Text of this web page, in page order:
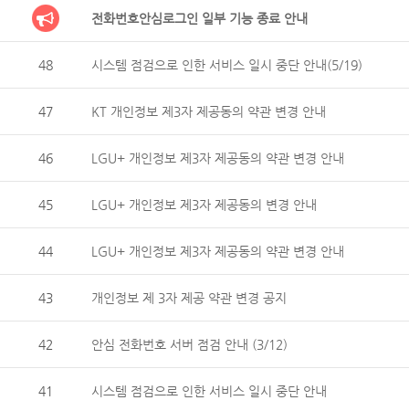
전화번호안심로그인 일부 기능 종료 안내
48 시스템 점검으로 인한 서비스 일시 중단 안내(5/19)
47 KT 개인정보 제3자 제공동의 약관 변경 안내
46 LGU+ 개인정보 제3자 제공동의 약관 변경 안내
45 LGU+ 개인정보 제3자 제공동의 변경 안내
44 LGU+ 개인정보 제3자 제공동의 약관 변경 안내
43 개인정보 제 3자 제공 약관 변경 공지
42 안심 전화번호 서버 점검 안내 (3/12)
41 시스템 점검으로 인한 서비스 일시 중단 안내